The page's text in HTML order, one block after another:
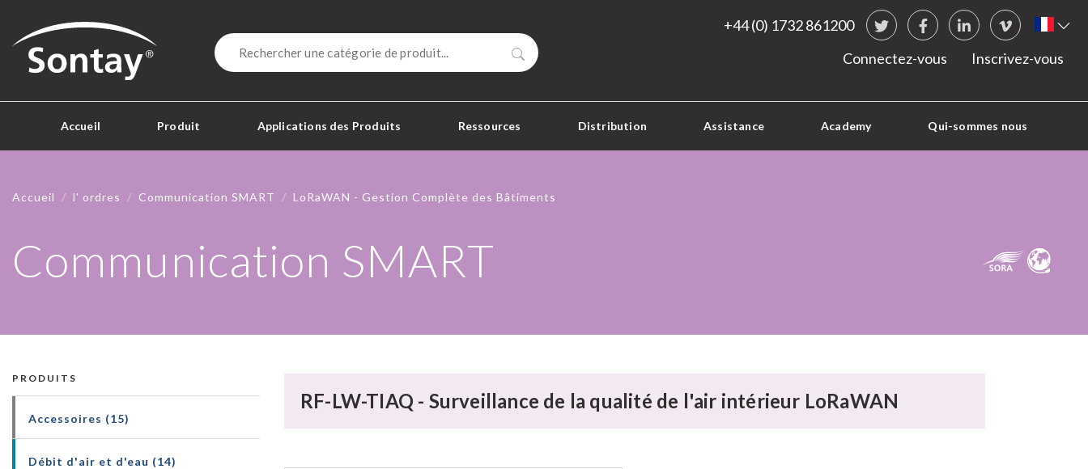
Sontay +44 (0) 1732 861200 Social Links
TwitterFacebookLinkedInvimeo
Accueil Produit Applications des Produits Ressources Distribution Assistance Academy Qui-sommes nous
Connectez-vous
Inscrivez-vous
Rechercher
Communication SMART
Accueil l' ordres Communication SMART LoRaWAN - Gestion Complète des Bâtiments
PRODUITS
Accessoires (15)
Débit d'air et d'eau (14)
RF-LW-TIAQ - Surveillance de la qualité de l'air intérieur LoRaWAN